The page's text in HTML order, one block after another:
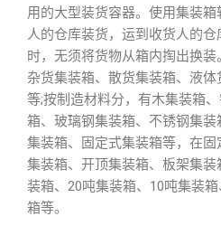
用的大型装货容器。使用集装
人的仓库装货，运到收货人的
时，无须将货物从箱内掏出换
杂货集装箱、散货集装箱、液
等;按制造材料分，有木集装箱
箱、玻璃钢集装箱、不锈钢集
集装箱、固定式集装箱等，在
集装箱、开顶集装箱、板架集
装箱、20吨集装箱、10吨集装
箱等。